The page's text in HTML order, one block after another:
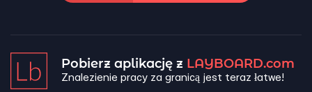
Pobierz aplikację z LAYBOARD.com
Znalezienie pracy za granicą jest teraz łatwe!